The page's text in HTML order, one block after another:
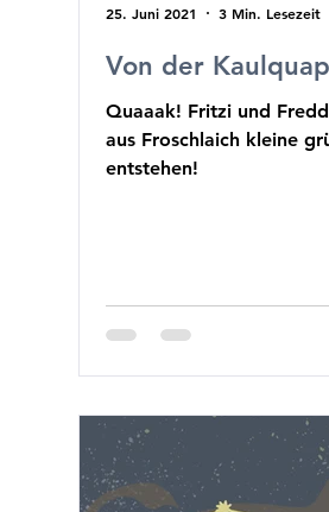
Von der
Quaaak! Fritzi und
aus Froschlaich kleine
entstehen!
25. Juni 2021 3 Min. Lesezeit